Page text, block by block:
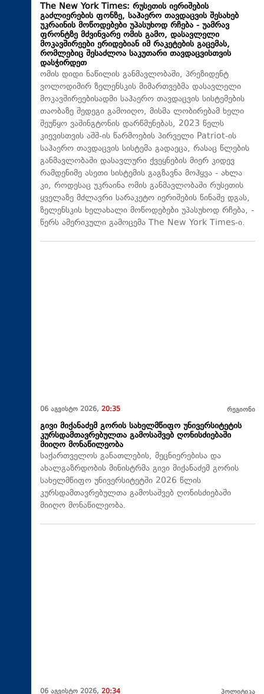
The New York Times: რუსეთის იერიშების
გაძლიერების ფონზე, საჰაერო თავდაცვის შესახებ
უკრაინის მოწოდებები უპასუხოდ რჩება - უამრავ
ფრონტზე მძვინვარე ომის გამო, დასავლელი
მოკავშირეები ერიდებიან იმ რაკეტების გაცემას,
რომლებიც შესაძლოა საკუთარი თავდაცვისთვის
დასჭირდეთ
ომის დიდი ნაწილის განმავლობაში, პრეზიდენტ
ვოლოდიმირ ზელენსკის მიმართვებმა დასავლელი
მოკავშირეებისადმი საჰაერო თავდაცვის სისტემების
თაობაზე შედეგი გამოიღო, მისმა ლობირებამ ხელი
შეუწყო ვაშინგტონის დარწმუნებას, 2023 წელს
კიევისთვის აშშ-ის წარმოების პირველი Patriot-ის
საჰაერო თავდაცვის სისტემა გადაეცა, რასაც წლების
განმავლობაში დასავლური ქვეყნების მიერ კიდევ
რამდენიმე ასეთი სისტემის გაგზავნა მოჰყვა - ახლა
კი, როდესაც უკრაინა ომის განმავლობაში რუსეთის
ყველაზე მძლავრი სარაკეტო იერიშების წინაშე დგას,
ზელენსკის ხელახალი მოწოდებები უპასუხოდ რჩება, -
წერს ამერიკული გამოცემა The New York Times-ი.
06 აგვისტო 2026, 20:35 რეგიონი
გივი მიქანაძემ გორის სახელმწიფო უნივერსიტეტის
კურსდამთავრებულთა გამოსაშვებ ღონისძიებაში
მიიღო მონაწილეობა
საქართველოს განათლების, მეცნიერებისა და
ახალგაზრდობის მინისტრმა გივი მიქანაძემ გორის
სახელმწიფო უნივერსიტეტში 2026 წლის
კურსდამთავრებულთა გამოსაშვებ ღონისძიებაში
მიიღო მონაწილეობა.
06 აგვისტო 2026, 20:34